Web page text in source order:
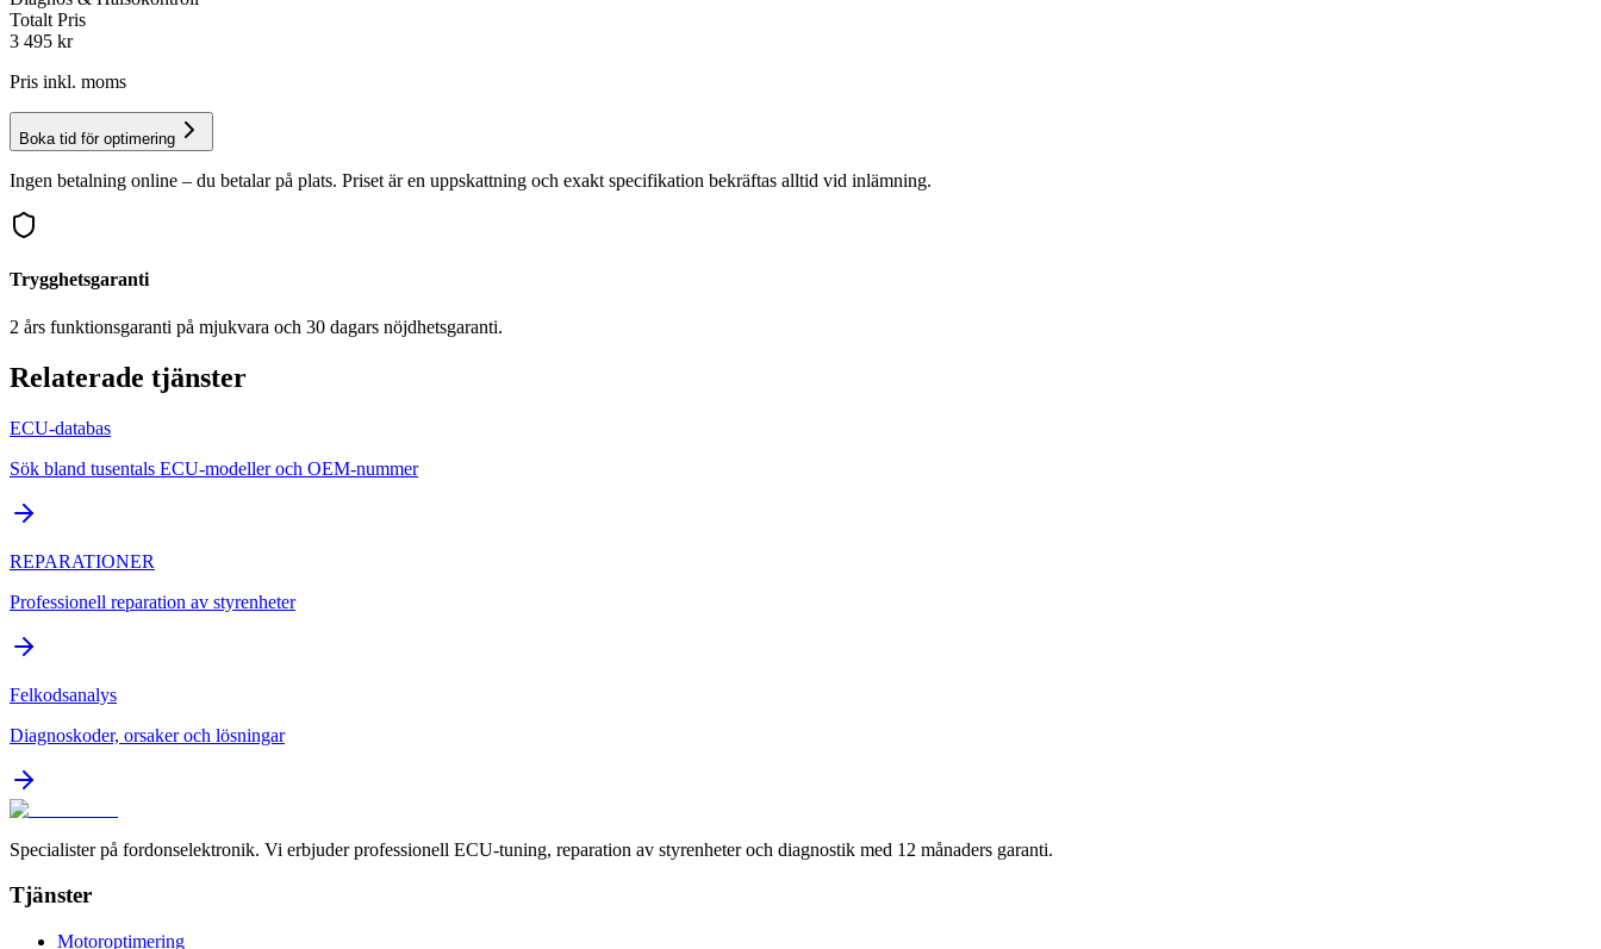
Totalt Pris
3 495 kr
Pris inkl. moms
Boka tid för optimering
Ingen betalning online – du betalar på plats. Priset är en uppskattning och exakt specifikation bekräftas alltid vid inlämning.
Trygghetsgaranti
2 års funktionsgaranti på mjukvara och 30 dagars nöjdhetsgaranti.
Relaterade tjänster
ECU-databas
Sök bland tusentals ECU-modeller och OEM-nummer
REPARATIONER
Professionell reparation av styrenheter
Felkodsanalys
Diagnoskoder, orsaker och lösningar
Specialister på fordonselektronik. Vi erbjuder professionell ECU-tuning, reparation av styrenheter och diagnostik med 12 månaders garanti.
Tjänster
Motoroptimering